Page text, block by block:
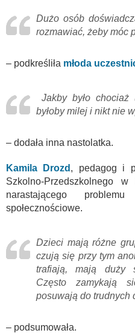
Dużo osób
rozmawiać, żeby móc
– podkreśliła młoda
Jakby było chociaż
byłoby milej i nikt nie
– dodała inna nastolatka.
Kamila Drozd , pedagog i
Szkolno-Przedszkolnego
narastającego
społecznościowe.
Dzieci mają różne
czują się przy tym
trafiają, mają duży
Często zamykają
posuwają do trudnych
– podsumowała.